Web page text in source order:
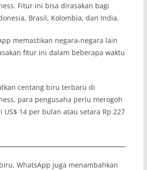
Fitur ini bisa dirasakan bagi
Brasil, Kolombia, dan India.
memastikan negara-negara lain
fitur ini dalam beberapa waktu
centang biru terbaru di
para pengusaha perlu merogoh
US$ 14 per bulan atau setara Rp 227
WhatsApp juga menambahkan